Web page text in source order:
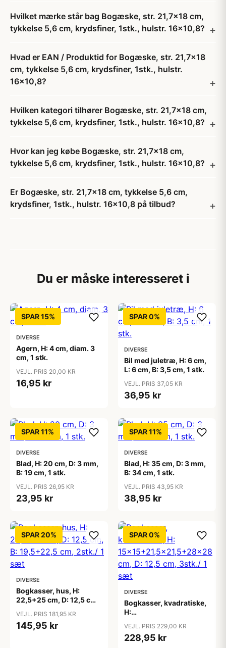
Hvilket mærke står bag Bogæske, str. 21,7x18 cm,
tykkelse 5,6 cm, krydsfiner, 1stk., hulstr. 16x10,8?
Hvad er EAN / Produktid for Bogæske, str. 21,7x18
cm, tykkelse 5,6 cm, krydsfiner, 1stk., hulstr.
16x10,8?
Hvilken kategori tilhører Bogæske, str. 21,7x18 cm,
tykkelse 5,6 cm, krydsfiner, 1stk., hulstr. 16x10,8?
Hvor kan jeg købe Bogæske, str. 21,7x18 cm,
tykkelse 5,6 cm, krydsfiner, 1stk., hulstr. 16x10,8?
Er Bogæske, str. 21,7x18 cm, tykkelse 5,6 cm,
krydsfiner, 1stk., hulstr. 16x10,8 på tilbud?
Du er måske interesseret i
SPAR 15%
DIVERSE
Agern, H: 4 cm, diam. 3
cm, 1 stk.
VEJL. PRIS 20,00 KR
16,95 kr
SPAR 0%
DIVERSE
Bil med juletræ, H: 6 cm,
L: 6 cm, B: 3,5 cm, 1 stk.
VEJL. PRIS 37,05 KR
36,95 kr
SPAR 11%
DIVERSE
Blad, H: 20 cm, D: 3 mm,
B: 19 cm, 1 stk.
VEJL. PRIS 26,95 KR
23,95 kr
SPAR 11%
DIVERSE
Blad, H: 35 cm, D: 3 mm,
B: 34 cm, 1 stk.
VEJL. PRIS 43,95 KR
38,95 kr
SPAR 20%
DIVERSE
Bogkasser, hus, H:
22,5+25 cm, D: 12,5 cm,
sæt
VEJL. PRIS 181,95 KR
145,95 kr
SPAR 0%
DIVERSE
Bogkasser, kvadratiske,
H:
cm, D: 12,5 cm, 3stk./ 1
sæt
VEJL. PRIS 229,00 KR
228,95 kr